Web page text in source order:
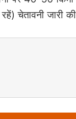
चेतावनी जारी